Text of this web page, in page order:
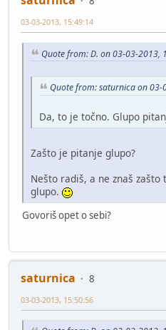
03-03-2013, 15:49:14
Quote from: D. on 03-03-2013,
Quote from: saturnica on 03-
Da, to je točno. Glupo
Zašto je pitanje glupo?
Nešto radiš, a ne znaš zašto
glupo.
Govoriš opet o sebi?
saturnica
8
03-03-2013, 15:50:56